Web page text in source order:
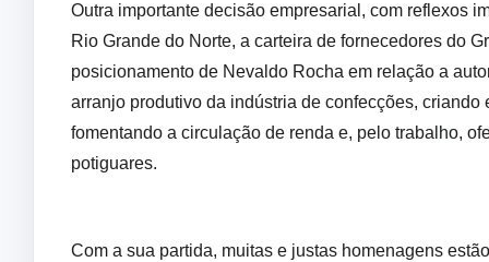
Outra importante decisão empresarial, com reflexos
Rio Grande do Norte, a carteira de fornecedores do
posicionamento de Nevaldo Rocha em relação a
arranjo produtivo da indústria de confecções,
fomentando a circulação de renda e, pelo trabalho,
potiguares.
Com a sua partida, muitas e justas homenagens